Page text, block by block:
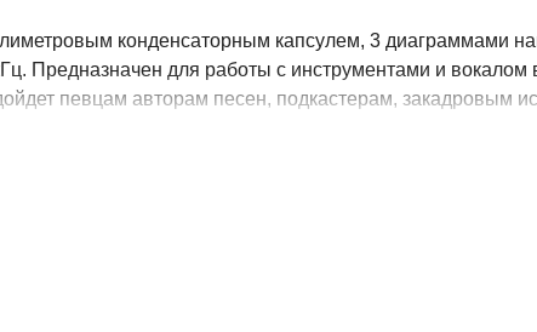
конденсаторным капсулем, 3 диаграммами
Предназначен для работы с инструментами и вокалом
певцам авторам песен, подкастерам, закадровым